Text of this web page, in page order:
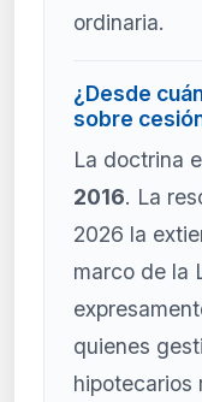
ordinaria.
¿Desde
sobre
La doctrina
2016. La
2026 la
marco de la
quienes
hipotecarios